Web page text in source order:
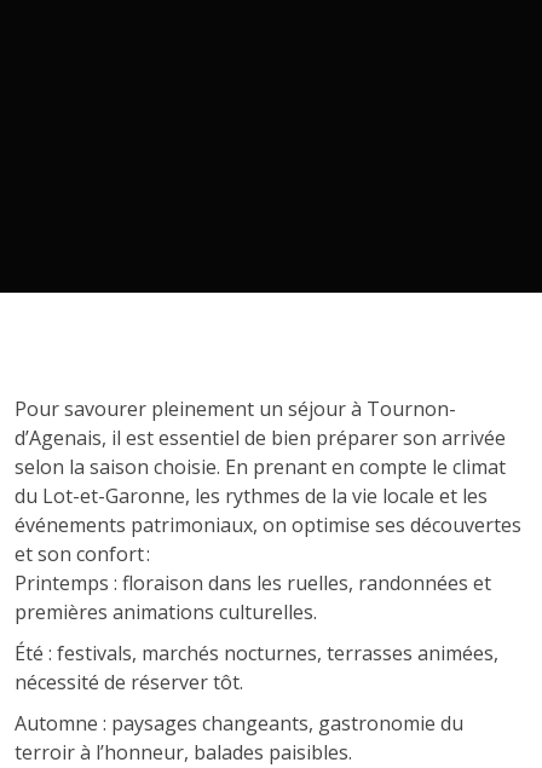
Pour savourer pleinement un séjour à Tournon-
d’Agenais, il est essentiel de bien préparer son arrivée
selon la saison choisie. En prenant en compte le climat
du Lot-et-Garonne, les rythmes de la vie locale et les
événements patrimoniaux, on optimise ses découvertes
et son confort :
Printemps : floraison dans les ruelles, randonnées et
premières animations culturelles.
Été : festivals, marchés nocturnes, terrasses animées,
nécessité de réserver tôt.
Automne : paysages changeants, gastronomie du
terroir à l’honneur, balades paisibles.